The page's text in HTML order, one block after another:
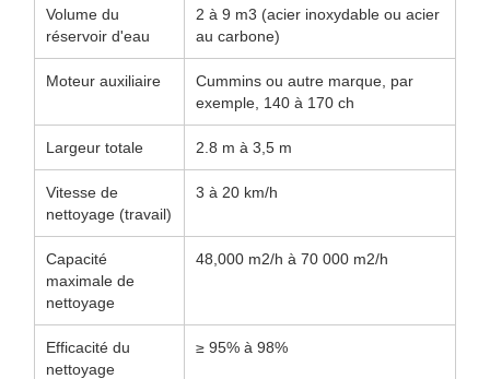
Volume du
réservoir d'eau
2 à 9 m3 (acier inoxydable ou acier
au carbone)
Moteur auxiliaire
Cummins ou autre marque, par
exemple, 140 à 170 ch
Largeur totale 2.8 m à 3,5 m
Vitesse de
nettoyage (travail)
3 à 20 km/h
Capacité
maximale de
nettoyage
48,000 m2/h à 70 000 m2/h
Efficacité du
nettoyage
≥ 95% à 98%